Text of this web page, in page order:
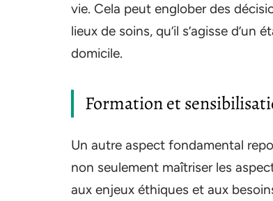
vie. Cela peut englober des
lieux de soins, qu’il s’agisse
domicile.
Formation et
Un autre aspect fondamental
non seulement maîtriser les
aux enjeux éthiques et aux